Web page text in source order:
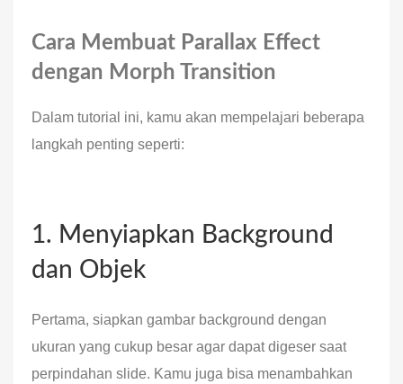
Cara Membuat Parallax Effect
dengan Morph Transition
Dalam tutorial ini, kamu akan mempelajari beberapa
langkah penting seperti:
1. Menyiapkan Background
dan Objek
Pertama, siapkan gambar background dengan
ukuran yang cukup besar agar dapat digeser saat
perpindahan slide. Kamu juga bisa menambahkan